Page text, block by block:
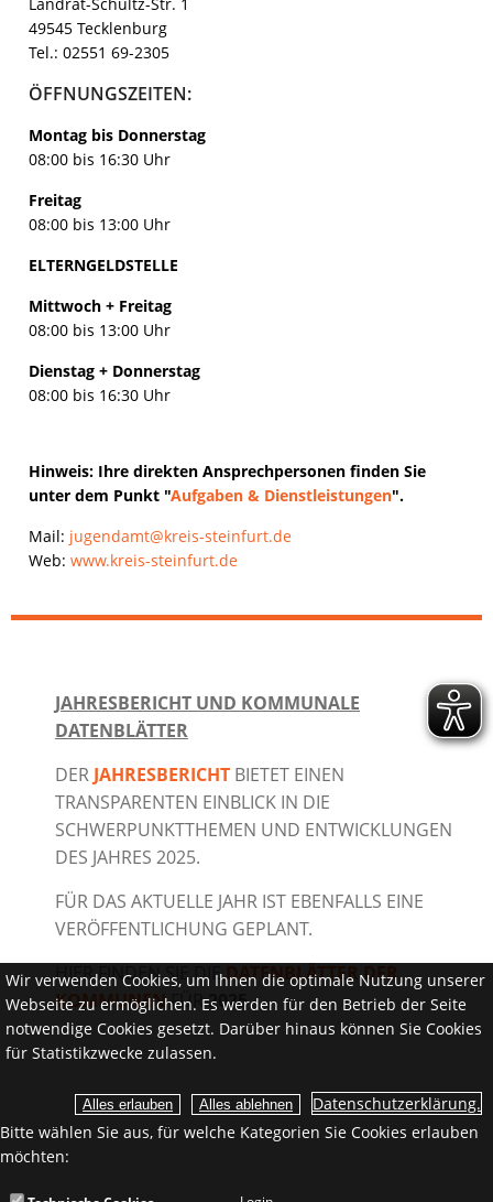
49545 Tecklenburg
Tel.: 02551 69-2305
ÖFFNUNGSZEITEN:
Montag bis Donnerstag
08:00 bis 16:30 Uhr
Freitag
08:00 bis 13:00 Uhr
ELTERNGELDSTELLE
Mittwoch + Freitag
08:00 bis 13:00 Uhr
Dienstag + Donnerstag
08:00 bis 16:30 Uhr
Hinweis: Ihre direkten Ansprechpersonen finden Sie
unter dem Punkt "Aufgaben & Dienstleistungen".
Mail: jugendamt@kreis-steinfurt.de
Web: www.kreis-steinfurt.de
JAHRESBERICHT UND KOMMUNALE
DATENBLÄTTER
DER JAHRESBERICHT BIETET EINEN
TRANSPARENTEN EINBLICK IN DIE
SCHWERPUNKTTHEMEN UND ENTWICKLUNGEN
DES JAHRES 2025.
FÜR DAS AKTUELLE JAHR IST EBENFALLS EINE
VERÖFFENTLICHUNG GEPLANT.
HIER FINDEN SIE DIEDATENBLÄTTER DER
KOMMUNENFÜR2025
Wir verwenden Cookies, um Ihnen die optimale Nutzung unserer
Webseite zu ermöglichen. Es werden für den Betrieb der Seite
notwendige Cookies gesetzt. Darüber hinaus können Sie Cookies
für Statistikzwecke zulassen.
Datenschutzerklärung.
Bitte wählen Sie aus, für welche Kategorien Sie Cookies erlauben
möchten: